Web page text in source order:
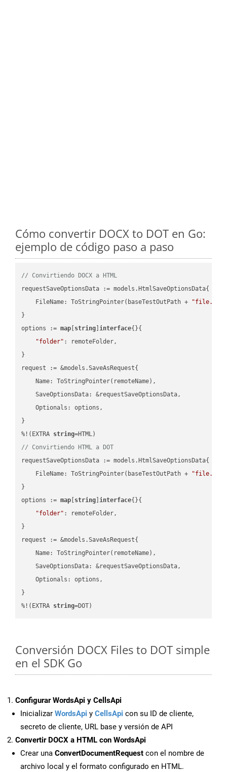
Cómo convertir DOCX to DOT en Go:
ejemplo de código paso a paso
// Convirtiendo DOCX a HTML
requestSaveOptionsData := models.HtmlSaveOptionsData{
    FileName: ToStringPointer(baseTestOutPath +
}
options := map string ]interface{}{
"folder" : remoteFolder,
}
request := &models.SaveAsRequest{
    Name: ToStringPointer(remoteName),
    SaveOptionsData: &requestSaveOptionsData,
    Optionals: options,
}
%!(EXTRA string
// Convirtiendo HTML a DOT
requestSaveOptionsData := models.HtmlSaveOptionsData{
    FileName: ToStringPointer(baseTestOutPath +
}
options := map string ]interface{}{
"folder" : remoteFolder,
}
request := &models.SaveAsRequest{
    Name: ToStringPointer(remoteName),
    SaveOptionsData: &requestSaveOptionsData,
    Optionals: options,
}
%!(EXTRA string=DOT)
Conversión DOCX Files to DOT simple
en el SDK Go
Configurar WordsApi y CellsApi
Inicializar WordsApi y CellsApi con su ID de cliente,
secreto de cliente, URL base y versión de API
Convertir DOCX a HTML con WordsApi
Crear una ConvertDocumentRequest con el nombre de
archivo local y el formato configurado en HTML.